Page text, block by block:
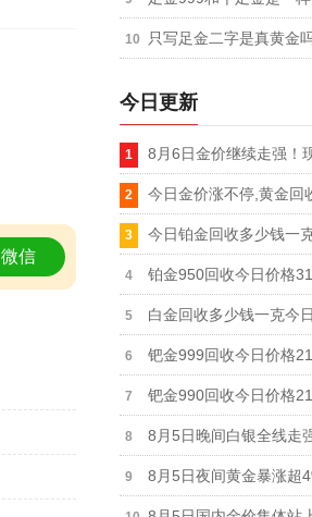
信
今日更新